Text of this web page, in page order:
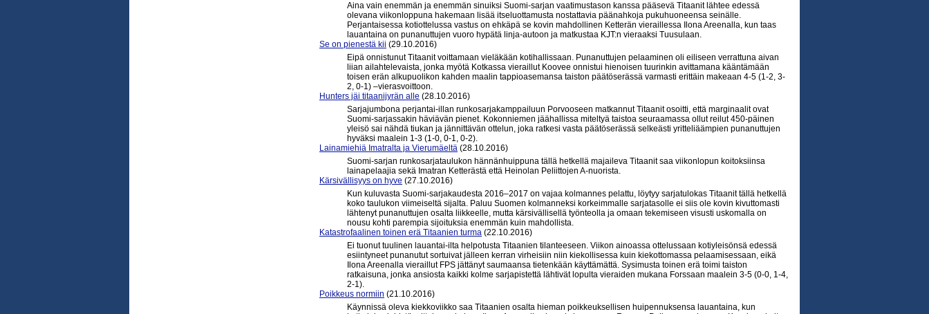
Aina vain enemmän ja enemmän sinuiksi Suomi-sarjan vaatimustason kanssa pääsevä Titaanit lähtee edessä
olevana viikonloppuna hakemaan lisää itseluottamusta nostattavia päänahkoja pukuhuoneensa seinälle.
Perjantaisessa kotiottelussa vastus on ehkäpä se kovin mahdollinen Ketterän vieraillessa Ilona Areenalla, kun taas
lauantaina on punanuttujen vuoro hypätä linja-autoon ja matkustaa KJT:n vieraaksi Tuusulaan.
Se on pienestä kii (29.10.2016)
Eipä onnistunut Titaanit voittamaan vieläkään kotihallissaan. Punanuttujen pelaaminen oli eiliseen verrattuna aivan
liian ailahtelevaista, jonka myötä Kotkassa vieraillut Koovee onnistui hienoisen tuurinkin avittamana kääntämään
toisen erän alkupuolikon kahden maalin tappioasemansa taiston päätöserässä varmasti erittäin makeaan 4-5 (1-2, 3-
2, 0-1) –vierasvoittoon.
Hunters jäi titaanijyrän alle (28.10.2016)
Sarjajumbona perjantai-illan runkosarjakamppailuun Porvooseen matkannut Titaanit osoitti, että marginaalit ovat
Suomi-sarjassakin häviävän pienet. Kokonniemen jäähallissa miteltyä taistoa seuraamassa ollut reilut 450-päinen
yleisö sai nähdä tiukan ja jännittävän ottelun, joka ratkesi vasta päätöserässä selkeästi yritteliäämpien punanuttujen
hyväksi maalein 1-3 (1-0, 0-1, 0-2).
Lainamiehiä Imatralta ja Vierumäeltä (28.10.2016)
Suomi-sarjan runkosarjataulukon hännänhuippuna tällä hetkellä majaileva Titaanit saa viikonlopun koitoksiinsa
lainapelaajia sekä Imatran Ketterästä että Heinolan Peliittojen A-nuorista.
Kärsivällisyys on hyve (27.10.2016)
Kun kuluvasta Suomi-sarjakaudesta 2016–2017 on vajaa kolmannes pelattu, löytyy sarjatulokas Titaanit tällä hetkellä
koko taulukon viimeiseltä sijalta. Paluu Suomen kolmanneksi korkeimmalle sarjatasolle ei siis ole kovin kivuttomasti
lähtenyt punanuttujen osalta liikkeelle, mutta kärsivällisellä työnteolla ja omaan tekemiseen visusti uskomalla on
nousu kohti parempia sijoituksia enemmän kuin mahdollista.
Katastrofaalinen toinen erä Titaanien turma (22.10.2016)
Ei tuonut tuulinen lauantai-ilta helpotusta Titaanien tilanteeseen. Viikon ainoassa ottelussaan kotiyleisönsä edessä
esiintyneet punanutut sortuivat jälleen kerran virheisiin niin kiekollisessa kuin kiekottomassa pelaamisessaan, eikä
Ilona Areenalla vieraillut FPS jättänyt saumaansa tietenkään käyttämättä. Sysimusta toinen erä toimi taiston
ratkaisuna, jonka ansiosta kaikki kolme sarjapistettä lähtivät lopulta vieraiden mukana Forssaan maalein 3-5 (0-0, 1-4,
2-1).
Poikkeus normiin (21.10.2016)
Käynnissä oleva kiekkoviikko saa Titaanien osalta hieman poikkeuksellisen huipennuksensa lauantaina, kun